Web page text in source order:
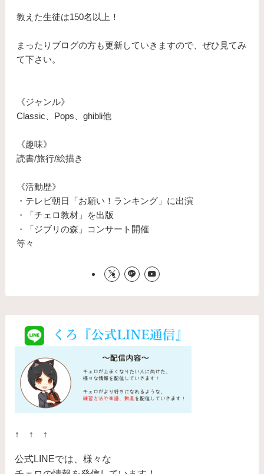
​教えた生徒は150名以上！
まったりブログの方も更新していきますので、ぜひ見てみ
て下さい。
《ジャンル》
Classic、Pops、ghibli他
《趣味》
読書/旅行/絵描き
《活動歴》
・テレビ朝日「お願い！ランキング」に出演
・「チェロ教材」を出版
・「ジブリの森」コンサート開催
等々
↑ ↑ ↑
公式LINEでは、様々な